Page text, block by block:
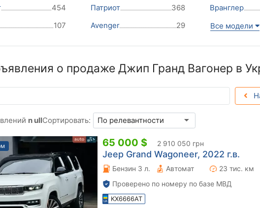
454 Патриот 368 Вранглер
107 Avenger 29 Все модели
о продаже Джип Гранд Вагонер в
n ullСортировать:
65 000 $ 2 910 050 грн
Jeep Grand Wagoneer, 2022 г.в.
Бензин 3 л. Автомат 23 тис. км
Проверено по номеру по базе МВД
KX6666AT